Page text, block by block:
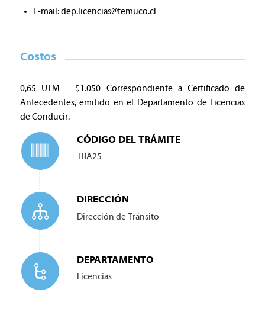
E-mail:dep.licencias@temuco.cl
Costos
0,65 UTM + $1.050 Correspondiente a Certificado de
Antecedentes, emitido en el Departamento de Licencias
de Conducir.
CÓDIGO DEL TRÁMITE
TRA25
DIRECCIÓN
Dirección deTránsito
DEPARTAMENTO
Licencias